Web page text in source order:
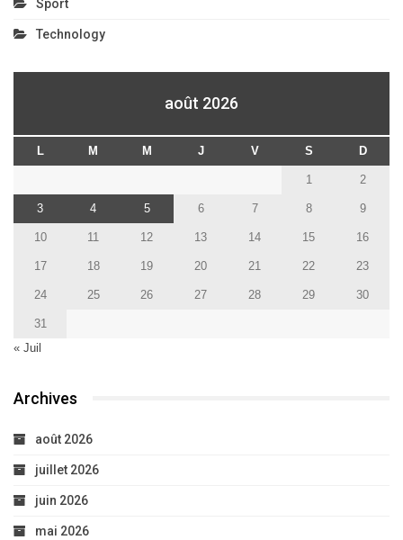
Sport
Technology
août 2026
L M M J V S D
1 2
3 4 5 6 7 8 9
10 11 12 13 14 15 16
17 18 19 20 21 22 23
24 25 26 27 28 29 30
31
« Juil
Archives
août 2026
juillet 2026
juin 2026
mai 2026